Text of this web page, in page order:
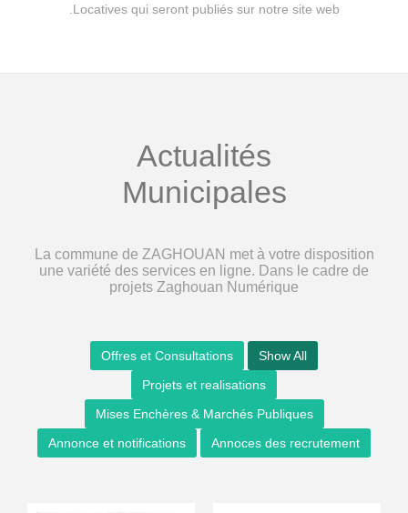
Locatives qui seront publiés sur notre site web.
Actualités
Municipales
La commune de ZAGHOUAN met à votre disposition
une variété des services en ligne. Dans le cadre de
projets Zaghouan Numérique
Show All
Offres et Consultations
Projets et realisations
Mises Enchères & Marchés Publiques
Annoces des recrutement
Annonce et notifications